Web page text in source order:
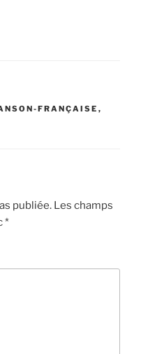
FRANÇAISE ,
publiée. Les champs
*